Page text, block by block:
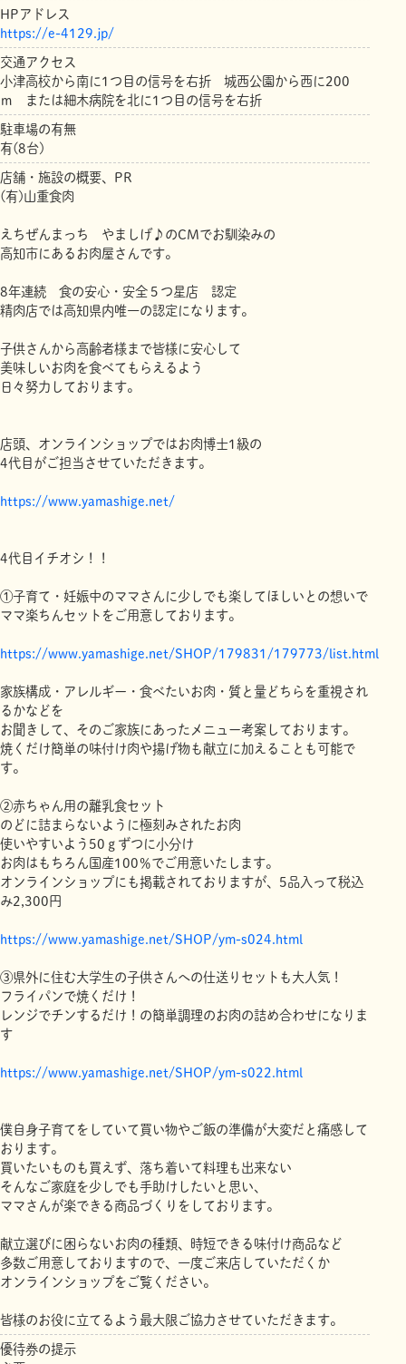
HPアドレス
https://e-4129.jp/
交通アクセス
小津高校から南に1つ目の信号を右折 城西公園から西に200
ｍ または細木病院を北に1つ目の信号を右折
駐車場の有無
有(8台)
店舗・施設の概要、PR
(有)山重食肉
えちぜんまっち やましげ♪のCMでお馴染みの
高知市にあるお肉屋さんです。
8年連続 食の安心・安全５つ星店 認定
精肉店では高知県内唯一の認定になります。
子供さんから高齢者様まで皆様に安心して
美味しいお肉を食べてもらえるよう
日々努力しております。
店頭、オンラインショップではお肉博士1級の
4代目がご担当させていただきます。
https://www.yamashige.net/
4代目イチオシ！！
①子育て・妊娠中のママさんに少しでも楽してほしいとの想いで
ママ楽ちんセットをご用意しております。
https://www.yamashige.net/SHOP/179831/179773/list.html
家族構成・アレルギー・食べたいお肉・質と量どちらを重視され
るかなどを
お聞きして、そのご家族にあったメニュー考案しております。
焼くだけ簡単の味付け肉や揚げ物も献立に加えることも可能で
す。
②赤ちゃん用の離乳食セット
のどに詰まらないように極刻みされたお肉
使いやすいよう50ｇずつに小分け
お肉はもちろん国産100％でご用意いたします。
オンラインショップにも掲載されておりますが、5品入って税込
み2,300円
https://www.yamashige.net/SHOP/ym-s024.html
③県外に住む大学生の子供さんへの仕送りセットも大人気！
フライパンで焼くだけ！
レンジでチンするだけ！の簡単調理のお肉の詰め合わせになりま
す
https://www.yamashige.net/SHOP/ym-s022.html
僕自身子育てをしていて買い物やご飯の準備が大変だと痛感して
おります。
買いたいものも買えず、落ち着いて料理も出来ない
そんなご家庭を少しでも手助けしたいと思い、
ママさんが楽できる商品づくりをしております。
献立選びに困らないお肉の種類、時短できる味付け商品など
多数ご用意しておりますので、一度ご来店していただくか
オンラインショップをご覧ください。
皆様のお役に立てるよう最大限ご協力させていただきます。
優待券の提示